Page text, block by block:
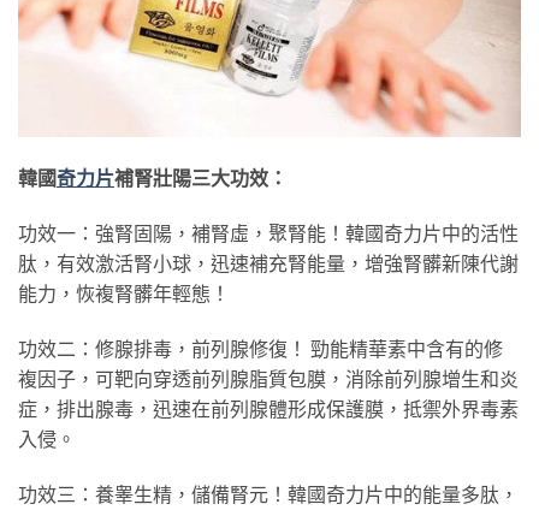
韓國奇力片補腎壯陽三大功效：
功效一：強腎固陽，補腎虛，聚腎能！韓國奇力片中的活性
肽，有效激活腎小球，迅速補充腎能量，增強腎髒新陳代謝
能力，恢複腎髒年輕態！
功效二：修腺排毒，前列腺修復！ 勁能精華素中含有的修
複因子，可靶向穿透前列腺脂質包膜，消除前列腺增生和炎
症，排出腺毒，迅速在前列腺體形成保護膜，抵禦外界毒素
入侵。
功效三：養睾生精，儲備腎元！韓國奇力片中的能量多肽，